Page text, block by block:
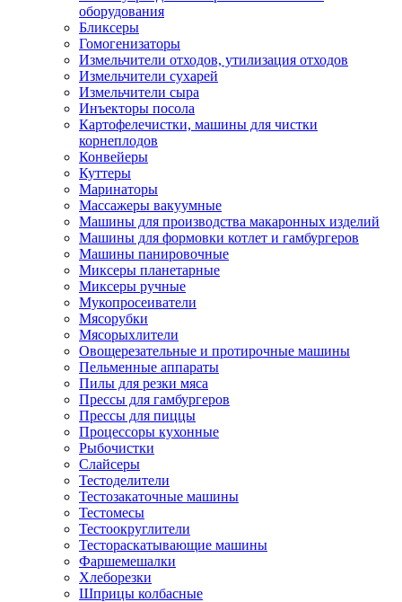
оборудования
Бликсеры
Гомогенизаторы
Измельчители отходов, утилизация отходов
Измельчители сухарей
Измельчители сыра
Инъекторы посола
Картофелечистки, машины для чистки
корнеплодов
Конвейеры
Куттеры
Маринаторы
Массажеры вакуумные
Машины для производства макаронных изделий
Машины для формовки котлет и гамбургеров
Машины панировочные
Миксеры планетарные
Миксеры ручные
Мукопросеиватели
Мясорубки
Мясорыхлители
Овощерезательные и протирочные машины
Пельменные аппараты
Пилы для резки мяса
Прессы для гамбургеров
Прессы для пиццы
Процессоры кухонные
Рыбочистки
Слайсеры
Тестоделители
Тестозакаточные машины
Тестомесы
Тестоокруглители
Тестораскатывающие машины
Фаршемешалки
Хлеборезки
Шприцы колбасные